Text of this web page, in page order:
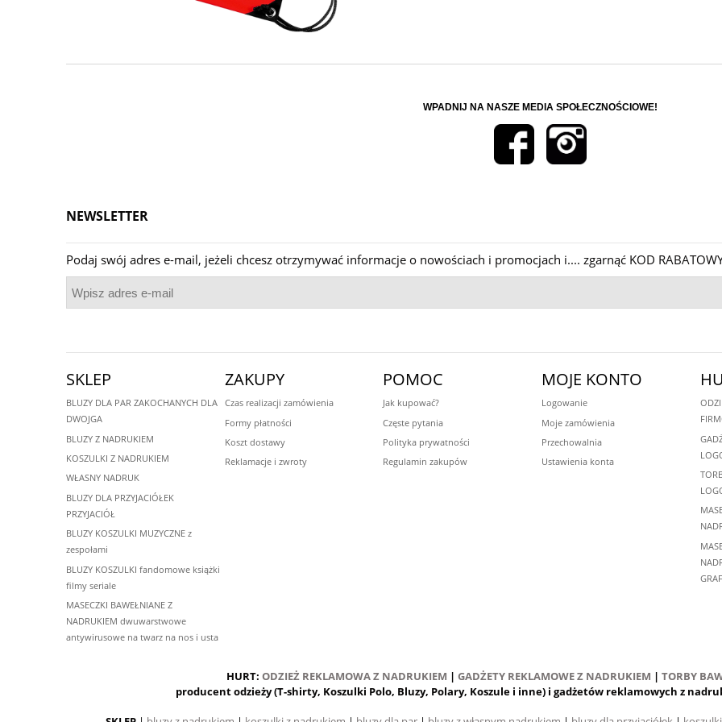
WPADNIJ NA NASZE MEDIA SPOŁECZNOŚCIOWE!
NEWSLETTER
Podaj swój adres e-mail, jeżeli chcesz otrzymywać informacje o nowościach i promocjach i.... zgarnąć KOD
SKLEP
BLUZY DLA PAR ZAKOCHANYCH DLA
DWOJGA
BLUZY Z NADRUKIEM
KOSZULKI Z NADRUKIEM
WŁASNY NADRUK
BLUZY DLA PRZYJACIÓŁEK
PRZYJACIÓŁ
BLUZY KOSZULKI MUZYCZNE z
zespołami
BLUZY KOSZULKI fandomowe książki
filmy seriale
MASECZKI BAWEŁNIANE Z
NADRUKIEM dwuwarstwowe
antywirusowe na twarz na nos i usta
ZAKUPY
Czas realizacji zamówienia
Formy płatności
Koszt dostawy
Reklamacje i zwroty
POMOC
Jak kupować?
Częste pytania
Polityka prywatności
Regulamin zakupów
MOJE KONTO
Logowanie
Moje zamówienia
Przechowalnia
Ustawienia konta
HURT: ODZIEŻ REKLAMOWA Z NADRUKIEM | GADŻETY REKLAMOWE Z NADRUKIEM | TORBY
producent odzieży (T-shirty, Koszulki Polo, Bluzy, Polary, Koszule i inne) i gadżetów reklamowych z